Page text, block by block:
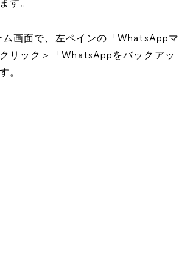
す。
ム画面で、左ペインの「WhatsAppマ
リック＞「WhatsAppをバックアッ
。